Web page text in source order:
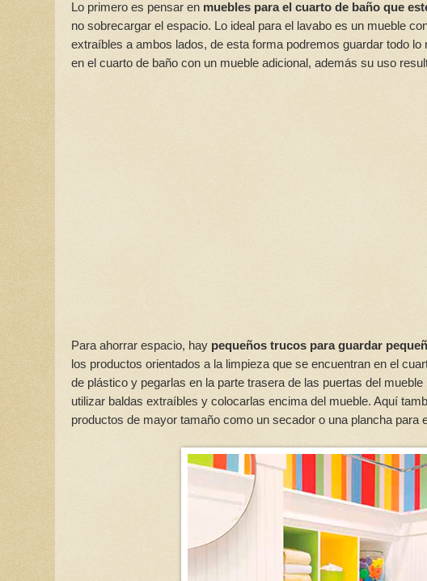
Lo primero es pensar en muebles para el cuarto de baño que
no sobrecargar el espacio. Lo ideal para el lavabo es un mueble
extraíbles a ambos lados, de esta forma podremos guardar todo
en el cuarto de baño con un mueble adicional, además su uso
Para ahorrar espacio, hay pequeños trucos para guardar
los productos orientados a la limpieza que se encuentran en el
de plástico y pegarlas en la parte trasera de las puertas del
utilizar baldas extraíbles y colocarlas encima del mueble. Aquí
productos de mayor tamaño como un secador o una plancha para